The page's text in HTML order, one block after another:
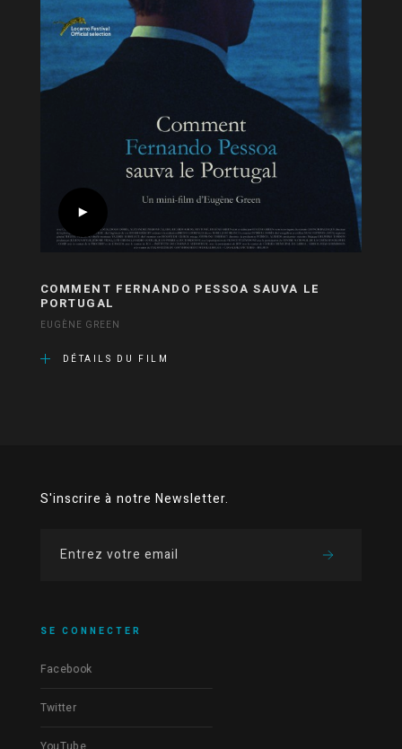
COMMENT FERNANDO PESSOA SAUVA LE
PORTUGAL
EUGÈNE GREEN
DÉTAILS DU FILM
S'inscrire à notre Newsletter.
SE CONNECTER
Facebook
Twitter